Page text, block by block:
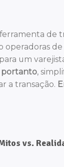
de
um
portanto,
a transação.
vs.